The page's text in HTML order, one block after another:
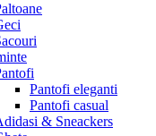
Pantofi eleganti
Pantofi casual
& Sneackers